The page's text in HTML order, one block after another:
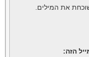
את המילים.
הזה: